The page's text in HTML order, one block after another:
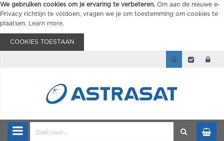
We gebruiken cookies om je ervaring te verbeteren. Om aan de nieuwe e-
Privacy richtlijn te voldoen, vragen we je om toestemming om cookies te
plaatsen.
Learn more.
COOKIES TOESTAAN